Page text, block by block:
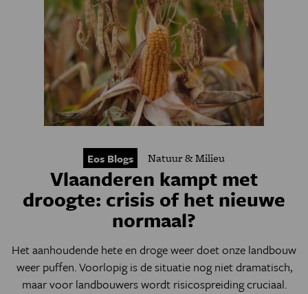
Eos Blogs Natuur & Milieu
Vlaanderen kampt met
droogte: crisis of het nieuwe
normaal?
Het aanhoudende hete en droge weer doet onze landbouw
weer puffen. Voorlopig is de situatie nog niet dramatisch,
maar voor landbouwers wordt risicospreiding cruciaal.